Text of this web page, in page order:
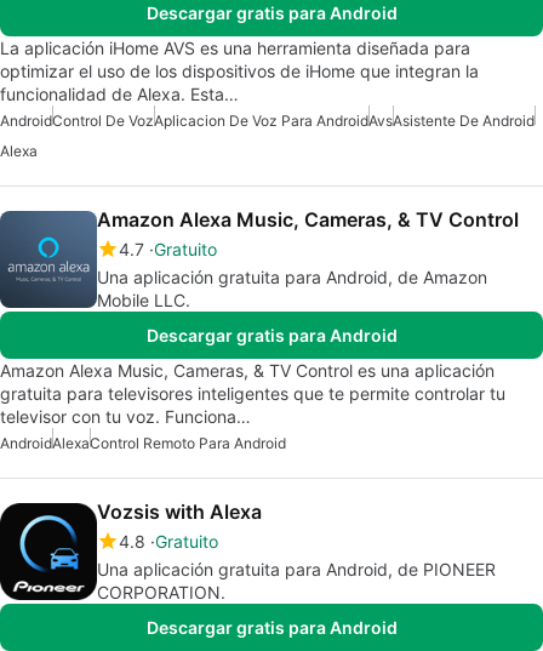
Descargar gratis para Android
La aplicación iHome AVS es una herramienta diseñada para
optimizar el uso de los dispositivos de iHome que integran la
funcionalidad de Alexa. Esta…
AndroidControl De VozAplicacion De Voz Para AndroidAvsAsistente De Android
Alexa
Amazon Alexa Music, Cameras, & TV Control
4.7 Gratuito
Una aplicación gratuita para Android, de Amazon
Mobile LLC.
Descargar gratis para Android
Amazon Alexa Music, Cameras, & TV Control es una aplicación
gratuita para televisores inteligentes que te permite controlar tu
televisor con tu voz. Funciona…
AndroidAlexaControl Remoto Para Android
Vozsis with Alexa
4.8 Gratuito
Una aplicación gratuita para Android, de PIONEER
CORPORATION.
Descargar gratis para Android